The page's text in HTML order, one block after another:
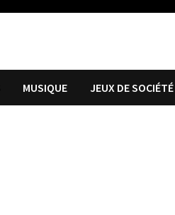
MUSIQUE JEUX DE SOCIÉTÉ